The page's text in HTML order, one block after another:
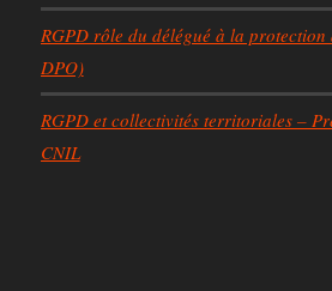
RGPD rôle du délégué à la protection
DPO)
RGPD et collectivités territoriales –
CNIL